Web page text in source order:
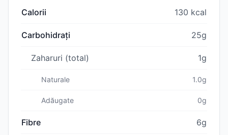
Calorii 130 kcal
Carbohidrați 25g
Zaharuri (total) 1g
Naturale 1.0g
Adăugate 0g
Fibre 6g